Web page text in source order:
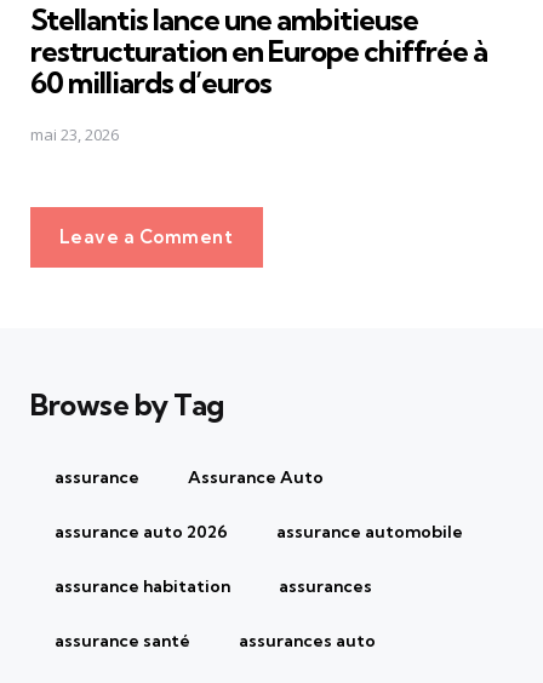
Stellantis lance une ambitieuse
restructuration en Europe chiffrée à
60 milliards d’euros
mai 23, 2026
Leave a Comment
Browse by Tag
assurance Assurance Auto
assurance auto 2026 assurance automobile
assurance habitation assurances
assurance santé assurances auto